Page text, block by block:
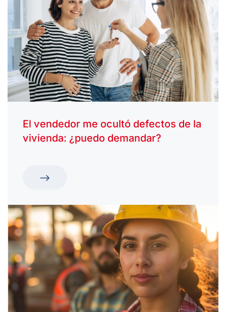
El vendedor me ocultó defectos de la
vivienda: ¿puedo demandar?